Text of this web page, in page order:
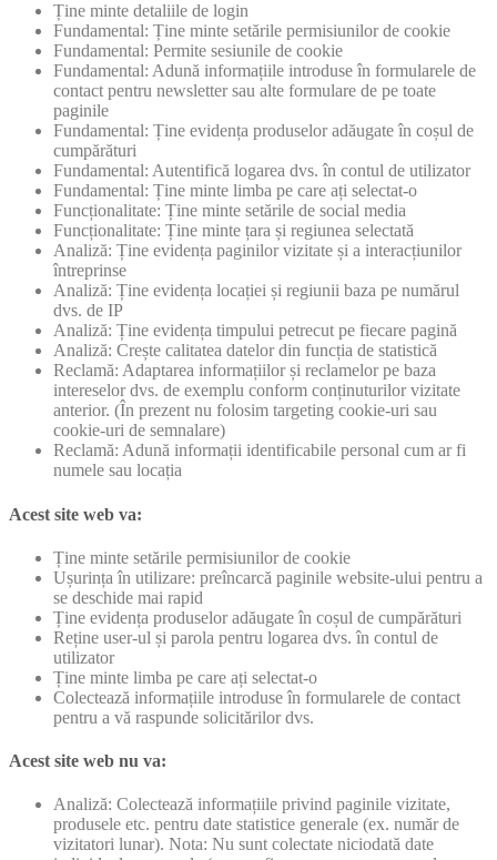
Ține minte detaliile de login
Fundamental: Ține minte setările permisiunilor de cookie
Fundamental: Permite sesiunile de cookie
Fundamental: Adună informațiile introduse în formularele de
contact pentru newsletter sau alte formulare de pe toate
paginile
Fundamental: Ține evidența produselor adăugate în coșul de
cumpărături
Fundamental: Autentifică logarea dvs. în contul de utilizator
Fundamental: Ține minte limba pe care ați selectat-o
Funcționalitate: Ține minte setările de social media
Funcționalitate: Ține minte țara și regiunea selectată
Analiză: Ține evidența paginilor vizitate și a interacțiunilor
întreprinse
Analiză: Ține evidența locației și regiunii baza pe numărul
dvs. de IP
Analiză: Ține evidența timpului petrecut pe fiecare pagină
Analiză: Crește calitatea datelor din funcția de statistică
Reclamă: Adaptarea informațiilor și reclamelor pe baza
intereselor dvs. de exemplu conform conținuturilor vizitate
anterior. (În prezent nu folosim targeting cookie-uri sau
cookie-uri de semnalare)
Reclamă: Adună informații identificabile personal cum ar fi
numele sau locația
Acest site web va:
Ține minte setările permisiunilor de cookie
Ușurința în utilizare: preîncarcă paginile website-ului pentru a
se deschide mai rapid
Ține evidența produselor adăugate în coșul de cumpărături
Reține user-ul și parola pentru logarea dvs. în contul de
utilizator
Ține minte limba pe care ați selectat-o
Colectează informațiile introduse în formularele de contact
pentru a vă raspunde solicitărilor dvs.
Acest site web nu va:
Analiză: Colectează informațiile privind paginile vizitate,
produsele etc. pentru date statistice generale (ex. număr de
vizitatori lunar). Nota: Nu sunt colectate niciodată date